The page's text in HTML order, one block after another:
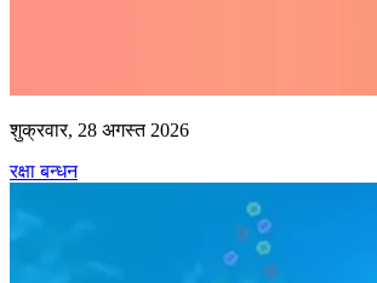
शुक्रवार, 28 अगस्त 2026
रक्षा बन्धन